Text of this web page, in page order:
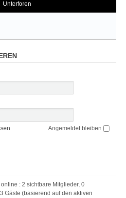
Unterforen
Angemeldet bleiben
online : 2 sichtbare Mitglieder, 0
Gäste (basierend auf den aktiven